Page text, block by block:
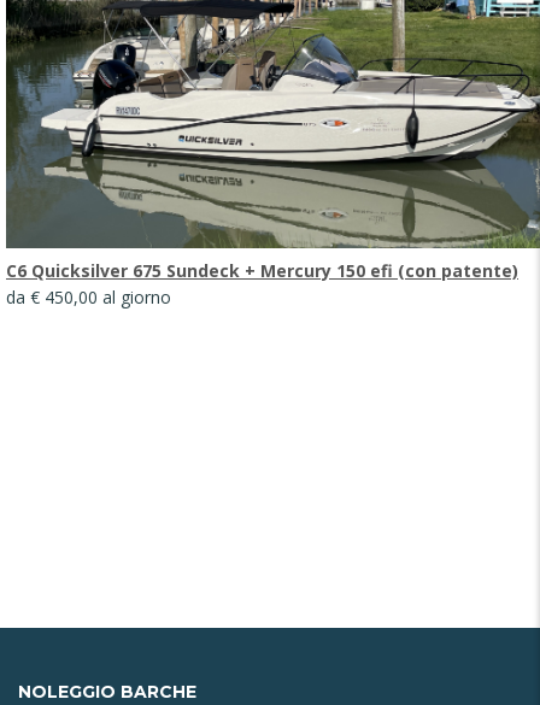
C6 Quicksilver 675 Sundeck + Mercury 150 efi (con patente)
da € 450,00 al giorno
NOLEGGIO BARCHE